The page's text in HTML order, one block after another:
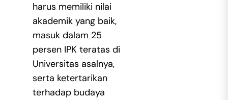
harus memiliki nilai
akademik yang baik,
masuk dalam 25
persen IPK teratas di
Universitas asalnya,
serta ketertarikan
terhadap budaya